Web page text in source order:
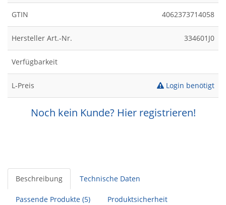
GTIN 4062373714058
Hersteller Art.-Nr. 334601J0
Verfügbarkeit
L-Preis Login benötigt
Noch kein Kunde? Hier registrieren!
Beschreibung Technische Daten
Passende Produkte (5) Produktsicherheit